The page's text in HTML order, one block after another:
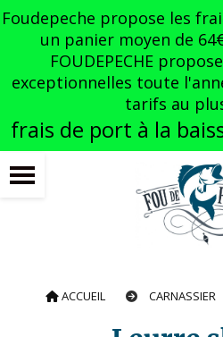
Foudepeche propose les
un panier moyen de
FOUDEPECHE
exceptionnelles toute
tarifs au
frais de port à la
ACCUEIL CARNASSIER